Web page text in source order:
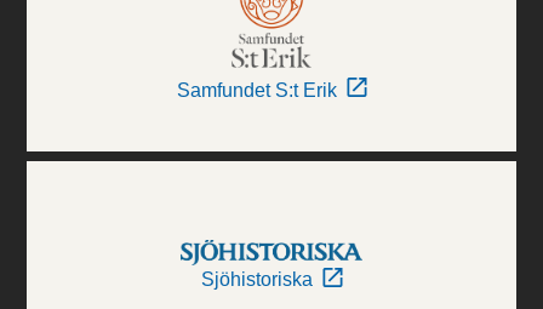
Samfundet S:t Erik
Sjöhistoriska